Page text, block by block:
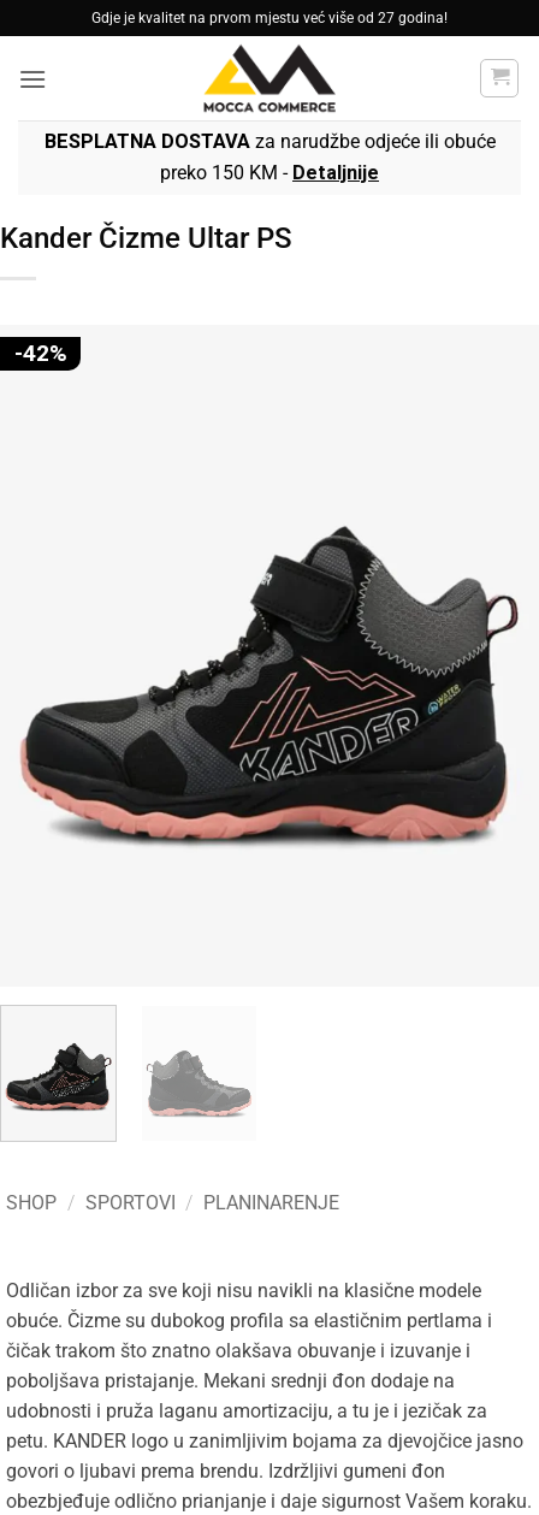
to
content
Gdje je kvalitet na prvom mjestu već više od 27 godina!
BESPLATNA DOSTAVAza narudžbe odjeće ili obuće
preko 150 KM - Detaljnije
Kander Čizme Ultar PS
-42%
SHOP / SPORTOVI / PLANINARENJE
Odličan izbor za sve koji nisu navikli na klasične modele
obuće. Čizme su dubokog profila sa elastičnim pertlama i
čičak trakom što znatno olakšava obuvanje i izuvanje i
poboljšava pristajanje. Mekani srednji đon dodaje na
udobnosti i pruža laganu amortizaciju, a tu je i jezičak za
petu. KANDER logo u zanimljivim bojama za djevojčice jasno
govori o ljubavi prema brendu. Izdržljivi gumeni đon
obezbjeđuje odlično prianjanje i daje sigurnost Vašem koraku.